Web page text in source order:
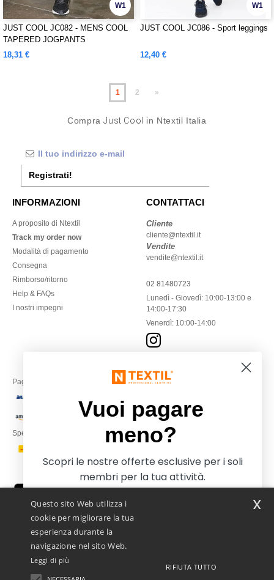
W1
JUST COOL JC082 - MENS COOL
TAPERED JOGPANTS
18,31 €
W1
JUST COOL JC086 - Sport leggings
12,40 €
1 2 »
CompraJust Cool in Ntextil Italia
Registrati!
INFORMAZIONI
A proposito di Ntextil
Track my order now
Modalità di pagamento
Consegna
Rimborso/ritorno
Help & FAQs
I nostri impegni
CONTATTACI
Cliente
cliente@ntextil.it
Vendite
vendite@ntextil.it
02 81480723
Lunedì - Giovedì: 10:00-13:00 e
14:00-17:30
Venerdì: 10:00-14:00
Paga con
Spediamo con
Netenders Italy SRL — Registered office GALLERIA DEL CORSO 1 -
Questo sito Web utilizza i
cookie per migliorare la tua
esperienza durante la
navigazione nel sito Web.
Leggi di più
RIFIUTA TUTTO
x
Vuoi pagare
meno?
Scopri le nostre offerte esclusive per i soli
membri per la tua attività.